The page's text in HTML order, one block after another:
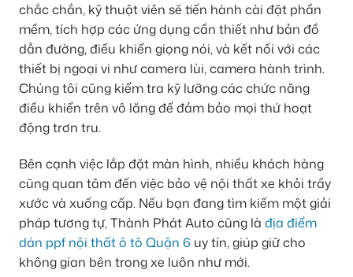
chắc chắn, kỹ thuật viên sẽ tiến hành cài đặt phần
mềm, tích hợp các ứng dụng cần thiết như bản đồ
dẫn đường, điều khiển giọng nói, và kết nối với các
thiết bị ngoại vi như camera lùi, camera hành trình.
Chúng tôi cũng kiểm tra kỹ lưỡng các chức năng
điều khiển trên vô lăng để đảm bảo mọi thứ hoạt
động trơn tru.
Bên cạnh việc lắp đặt màn hình, nhiều khách hàng
cũng quan tâm đến việc bảo vệ nội thất xe khỏi trầy
xước và xuống cấp. Nếu bạn đang tìm kiếm một giải
pháp tương tự, Thành Phát Auto cũng là địa điểm
dán ppf nội thất ô tô Quận 6 uy tín, giúp giữ cho
không gian bên trong xe luôn như mới.